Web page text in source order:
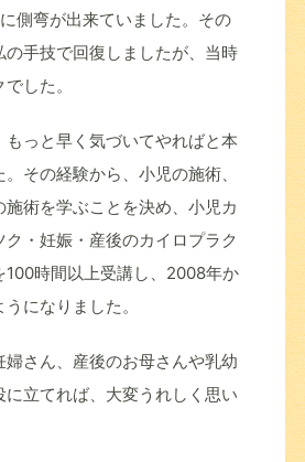
側弯が出来ていました。その
の手技で回復しましたが、当時
した。
もっと早く気づいてやればと本
その経験から、小児の施術、
術を学ぶことを決め、小児カ
ク・妊娠・産後のカイロプラク
100時間以上受講し、2008年か
になりました。
さん、産後のお母さんや乳幼
に立てれば、大変うれしく思い